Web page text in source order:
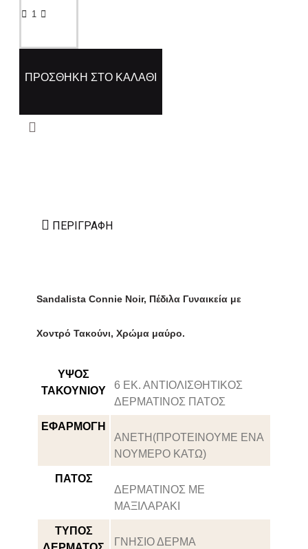
ΠΡΟΣΘΉΚΗ ΣΤΟ ΚΑΛΆΘΙ
ΠΕΡΙΓΡΑΦΉ
Sandalista Connie Noir, Πέδιλα Γυναικεία με
Χοντρό Τακούνι, Χρώμα μαύρο.
ΥΨΟΣ
ΤΑΚΟΥΝΙΟΥ
6 ΕΚ. ΑΝΤΙΟΛΙΣΘΗΤΙΚΟΣ
ΔΕΡΜΑΤΙΝΟΣ ΠΑΤΟΣ
ΕΦΑΡΜΟΓΗ
ΑΝΕΤΗ(ΠΡΟΤΕΙΝΟΥΜΕ ΕΝΑ
ΝΟΥΜΕΡΟ ΚΑΤΩ)
ΠΑΤΟΣ
ΔΕΡΜΑΤΙΝΟΣ ΜΕ
ΜΑΞΙΛΑΡΑΚΙ
ΤΥΠΟΣ
ΓΝΗΣΙΟ ΔΕΡΜΑ